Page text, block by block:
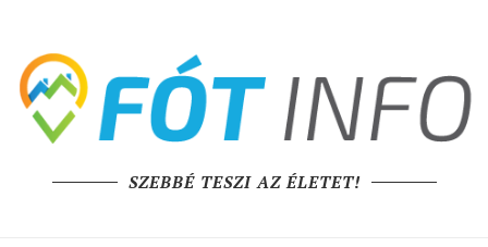
SZEBBÉ TESZI AZ ÉLETET!